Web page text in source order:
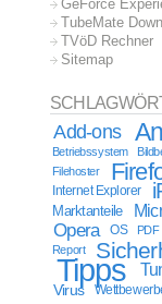
GeForce
TubeMate
TVöD Rechner
Sitemap
Add-ons
Betriebssystem
Filehoster
Internet Explorer
Marktanteile
Opera OS PDF
Report
Tipps
Virus